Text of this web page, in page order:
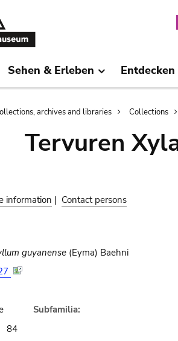
Sehen & Erleben Entdecken
archives and libraries Collections
Tervuren
information | Contact persons
guyanense(Eyma) Baehni
Subfamilia:
84